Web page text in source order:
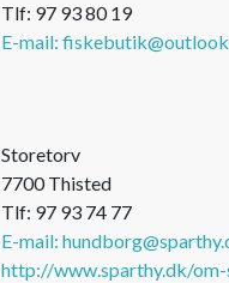
Tlf: 97 93 80 19
E-mail:
Storetorv
7700 Thisted
Tlf: 97 93 74 77
E-mail:
http://www.sparthy.dk/